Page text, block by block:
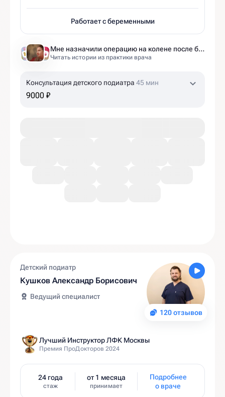
Работает с беременными
Мне назначили операцию на колене после беременности. Оказалось — это было ошибкой
Читать истории из практики врача
Консультация детского подиатра 45 мин
9000 ₽
120 отзывов
Детский подиатр
Кушков Александр Борисович
Ведущий специалист
Лучший Инструктор ЛФК Москвы
Премия ПроДокторов 2024
24 года
стаж
от 1 месяца
принимает
Подробнее
о враче